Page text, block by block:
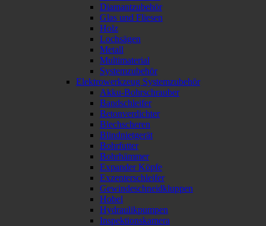
Diamantzubehör
Glas und Fliesen
Holz
Lochsägen
Metall
Multimaterial
Systemzubehör
Elektrowerkzeug Systemzubehör
Akku-Bohrschrauber
Bandschleifer
Betonverdichter
Blechscheren
Blindnietgerät
Bohrfutter
Bohrhämmer
Expander Köpfe
Exzenterschleifer
Gewindeschneidkluppen
Hobel
Hydraulikpumpen
Inspektionskamera